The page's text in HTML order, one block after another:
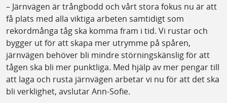
– Järnvägen är trångbodd och vårt stora fokus nu är att
få plats med alla viktiga arbeten samtidigt som
rekordmånga tåg ska komma fram i tid. Vi rustar och
bygger ut för att skapa mer utrymme på spåren,
järnvägen behöver bli mindre störningskänslig för att
tågen ska bli mer punktliga. Med hjälp av mer pengar till
att laga och rusta järnvägen arbetar vi nu för att det ska
bli verklighet, avslutar Ann-Sofie.